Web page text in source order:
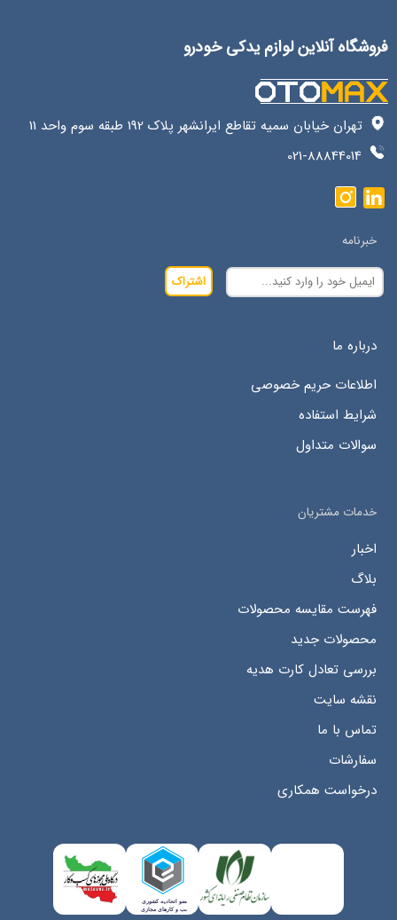
فروشگاه آنلاین لوازم یدکی خودرو
تهران خیابان سمیه تقاطع ایرانشهر پلاک 192 طبقه سوم واحد 11
021-88844014
خبرنامه
اشتراک
درباره ما
اطلاعات حریم خصوصی
شرایط استفاده
سوالات متداول
خدمات مشتریان
اخبار
بلاگ
فهرست مقایسه محصولات
محصولات جدید
بررسی تعادل کارت هدیه
نقشه سایت
تماس با ما
سفارشات
درخواست همکاری